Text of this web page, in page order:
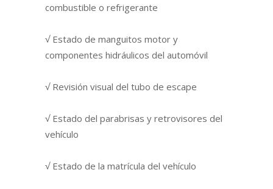
combustible o refrigerante
√ Estado de manguitos motor y
componentes hidráulicos del automóvil
√ Revisión visual del tubo de escape
√ Estado del parabrisas y retrovisores del
vehículo
√ Estado de la matrícula del vehículo